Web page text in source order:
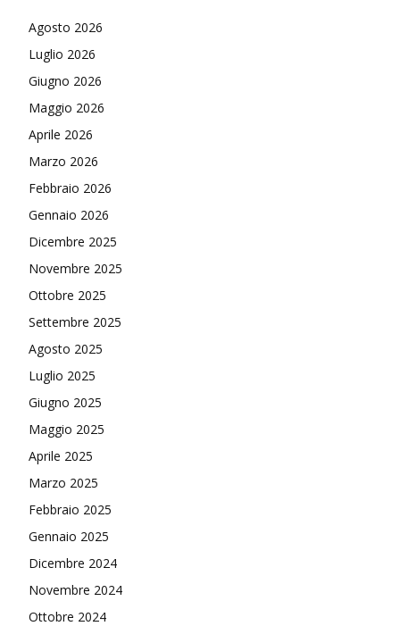
Agosto 2026
Luglio 2026
Giugno 2026
Maggio 2026
Aprile 2026
Marzo 2026
Febbraio 2026
Gennaio 2026
Dicembre 2025
Novembre 2025
Ottobre 2025
Settembre 2025
Agosto 2025
Luglio 2025
Giugno 2025
Maggio 2025
Aprile 2025
Marzo 2025
Febbraio 2025
Gennaio 2025
Dicembre 2024
Novembre 2024
Ottobre 2024